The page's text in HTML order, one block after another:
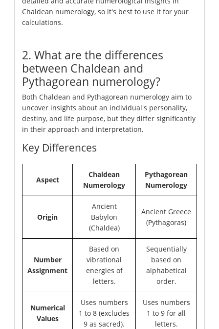
Chaldean numerology, so it's best to use it for your
calculations.
2. What are the differences
between Chaldean and
Pythagorean numerology?
Both Chaldean and Pythagorean numerology aim to
uncover insights about an individual's personality,
destiny, and life purpose, but they differ significantly
in their approach and interpretation.
Key Differences
Aspect
Chaldean
Numerology
Pythagorean
Numerology
Origin
Ancient
Babylon
(Chaldea)
Ancient Greece
(Pythagoras)
Number
Assignment
Based on
vibrational
energies of
letters.
Sequentially
based on
alphabetical
order.
Numerical
Values
Uses numbers
1 to 8 (excludes
9 as sacred).
Uses numbers
1 to 9 for all
letters.